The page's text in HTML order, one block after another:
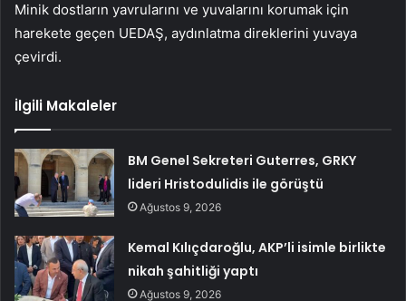
Minik dostların yavrularını ve yuvalarını korumak için
harekete geçen UEDAŞ, aydınlatma direklerini yuvaya
çevirdi.
İlgili Makaleler
BM Genel Sekreteri Guterres, GRKY
lideri Hristodulidis ile görüştü
Ağustos 9, 2026
Kemal Kılıçdaroğlu, AKP’li isimle birlikte
nikah şahitliği yaptı
Ağustos 9, 2026